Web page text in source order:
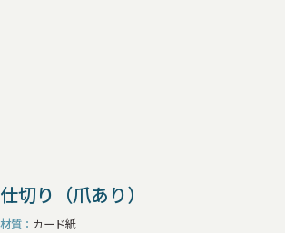
仕切り（爪あり）
材質
カード紙